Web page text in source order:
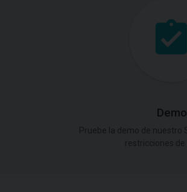
Demo